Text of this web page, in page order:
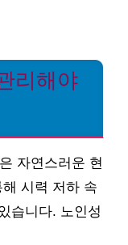
리해야
자연스러운 현
시력 저하 속
습니다. 노인성